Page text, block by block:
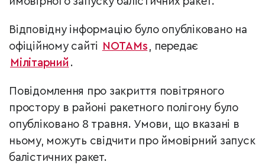
Відповідну інформацію було опубліковано на
офіційному сайті
NOTAMs , передає
Мілітарний .
Повідомлення про закриття повітряного
простору в районі ракетного полігону було
опубліковано 8 травня. Умови, що вказані в
ньому, можуть свідчити про ймовірний запуск
балістичних ракет.